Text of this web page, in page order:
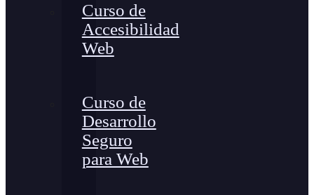
Curso de
Accesibilidad
Web
Curso de
Desarrollo
Seguro
para Web